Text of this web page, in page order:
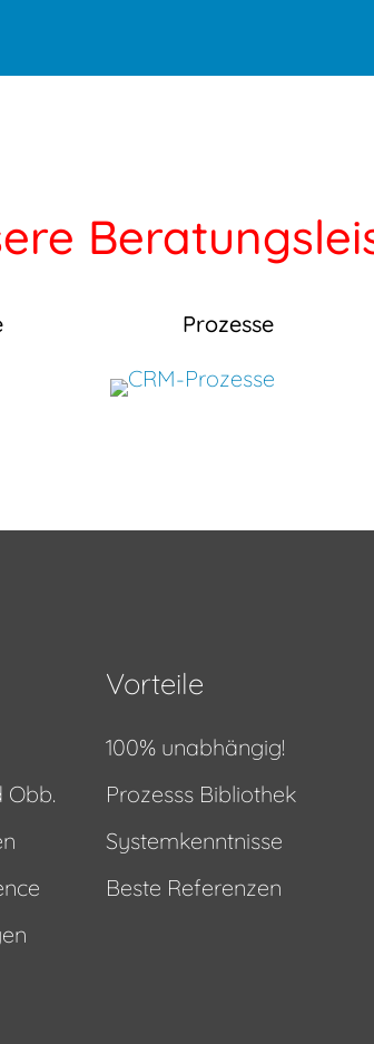
Prozesse
Obb.
Vorteile
100% unabhängig!
Prozesss Bibliothek
Systemkenntnisse
Beste Referenzen